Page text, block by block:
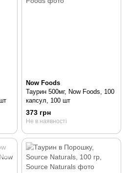
Now Foods
Таурин 500мг, Now Foods, 100
капсул, 100 шт
373 грн
Не в наявності